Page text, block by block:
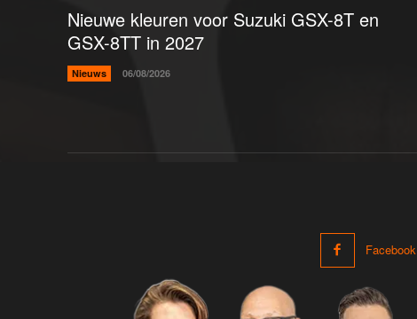
Nieuwe kleuren voor Suzuki GSX-8T en
GSX-8TT in 2027
Nieuws 06/08/2026
Facebook